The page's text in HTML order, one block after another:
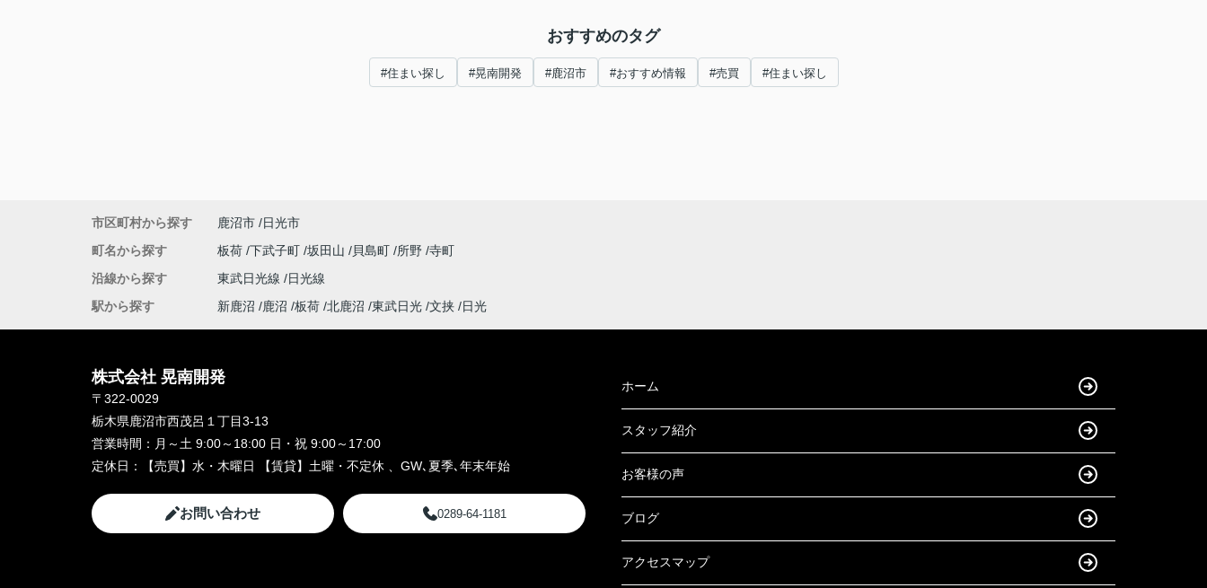
おすすめのタグ
#住まい探し #晃南開発 #鹿沼市 #おすすめ情報 #売買 #住まい探し
市区町村から探す 鹿沼市
日光市
町名から探す
板荷 下武子町 坂田山 貝島町 所野 寺町
沿線から探す
東武日光線
日光線
駅から探す
新鹿沼 鹿沼 板荷 北鹿沼 東武日光 文挟 日光
株式会社 晃南開発
〒322-0029
栃木県鹿沼市西茂呂１丁目3-13
営業時間： 月～土 9:00～18:00 日・祝 9:00～17:00
定休日：
【売買】水・木曜日 【賃貸】土曜・不定休 、GW､夏季､年末年始
お問い合わせ 0289-64-1181
ホーム
スタッフ紹介
お客様の声
ブログ
アクセスマップ